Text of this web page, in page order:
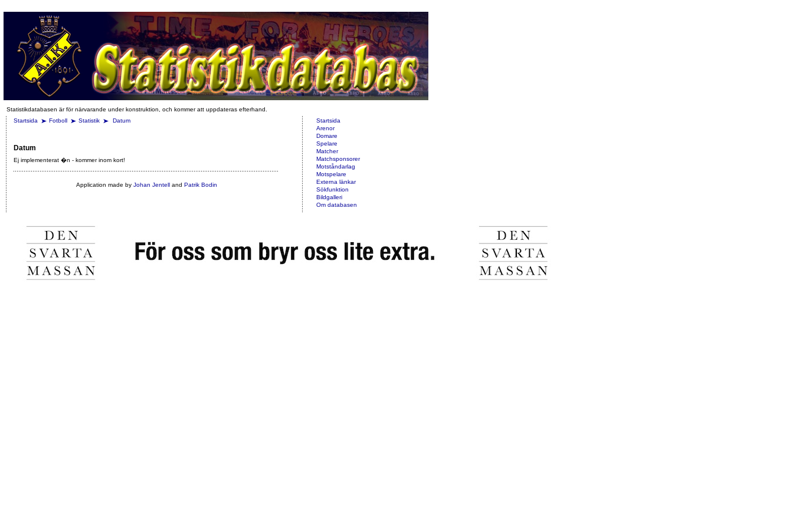
Statistikdatabasen är för närvarande under konstruktion, och kommer att uppdateras efterhand.
Startsida
Fotboll Statistik Datum
Datum
Ej implementerat �n - kommer inom kort!
Application made by Johan Jentelland Patrik Bodin
Startsida
Arenor
Domare
Spelare
Matcher
Matchsponsorer
Motståndarlag
Motspelare
Externa länkar
Sökfunktion
Bildgalleri
Om databasen